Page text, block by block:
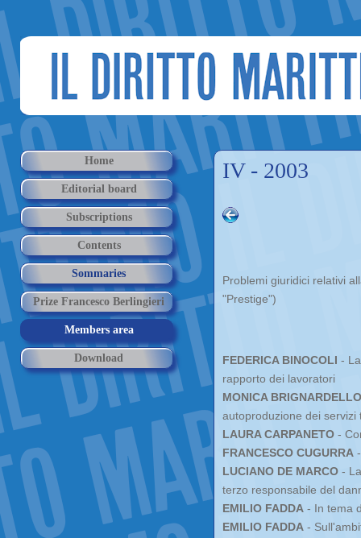
IV - 2003
Problemi giuridici relativi
"Prestige")
FEDERICA BINOCOLI -
rapporto dei lavoratori
MONICA BRIGNARDELLO
autoproduzione dei servizi
LAURA CARPANETO -
FRANCESCO CUGURRA
LUCIANO DE MARCO -
terzo responsabile del
EMILIO FADDA - In tema
EMILIO FADDA -
Home
Editorial board
Subscriptions
Contents
Sommaries
Prize Francesco Berlingieri
Members area
Download